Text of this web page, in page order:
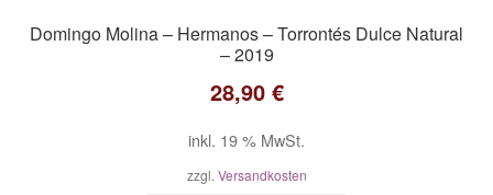
Domingo Molina – Hermanos – Torrontés Dulce Natural
– 2019
28,90 €
inkl. 19 % MwSt.
zzgl. Versandkosten